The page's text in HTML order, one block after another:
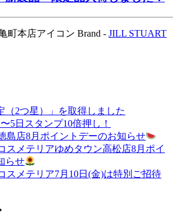
Brand - JILL STUART
（2つ星）」を取得しました
5日スタンプ10倍押し！
島店8月ポイントデーのお知らせ
スメテリアゆめタウン高松店8月ポイ
らせ
スメテリア7月10日(金)は特別ご招待